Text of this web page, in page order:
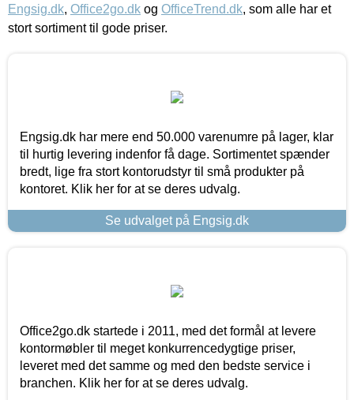
Engsig.dk, Office2go.dk og OfficeTrend.dk, som alle har et
stort sortiment til gode priser.
Engsig.dk har mere end 50.000 varenumre på lager, klar
til hurtig levering indenfor få dage. Sortimentet spænder
bredt, lige fra stort kontorudstyr til små produkter på
kontoret. Klik her for at se deres udvalg.
Se udvalget på Engsig.dk
Office2go.dk startede i 2011, med det formål at levere
kontormøbler til meget konkurrencedygtige priser,
leveret med det samme og med den bedste service i
branchen. Klik her for at se deres udvalg.